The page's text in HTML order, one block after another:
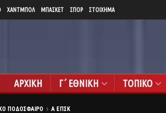
ΧΑΝΤΜΠΟΛ ΜΠΑΣΚΕΤ ΣΠΟΡ ΣΤΟΙΧΗΜΑ
ΑΡΧΙΚΗ Γ΄ ΕΘΝΙΚΗ ΤΟΠΙΚΟ
ΠΟΔΟΣΦΑΙΡΟ Α ΕΠΣΚ